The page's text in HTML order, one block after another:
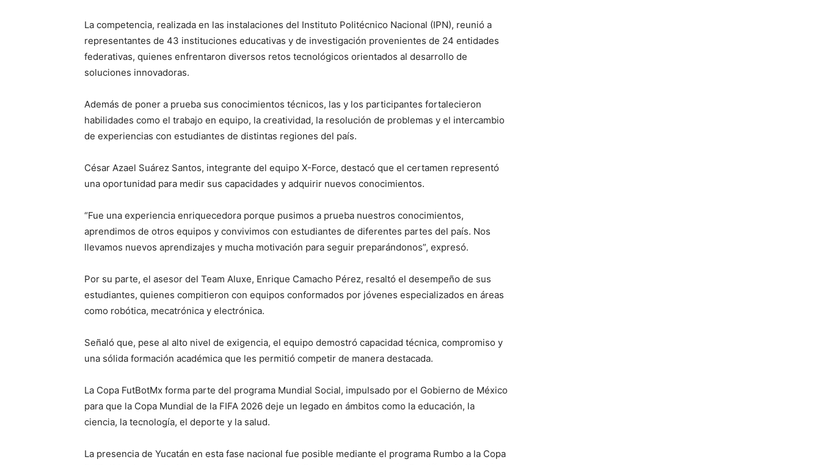
La competencia, realizada en las instalaciones del Instituto Politécnico Nacional (IPN), reunió a
representantes de 43 instituciones educativas y de investigación provenientes de 24 entidades
federativas, quienes enfrentaron diversos retos tecnológicos orientados al desarrollo de
soluciones innovadoras.
Además de poner a prueba sus conocimientos técnicos, las y los participantes fortalecieron
habilidades como el trabajo en equipo, la creatividad, la resolución de problemas y el intercambio
de experiencias con estudiantes de distintas regiones del país.
César Azael Suárez Santos, integrante del equipo X-Force, destacó que el certamen representó
una oportunidad para medir sus capacidades y adquirir nuevos conocimientos.
“Fue una experiencia enriquecedora porque pusimos a prueba nuestros conocimientos,
aprendimos de otros equipos y convivimos con estudiantes de diferentes partes del país. Nos
llevamos nuevos aprendizajes y mucha motivación para seguir preparándonos”, expresó.
Por su parte, el asesor del Team Aluxe, Enrique Camacho Pérez, resaltó el desempeño de sus
estudiantes, quienes compitieron con equipos conformados por jóvenes especializados en áreas
como robótica, mecatrónica y electrónica.
Señaló que, pese al alto nivel de exigencia, el equipo demostró capacidad técnica, compromiso y
una sólida formación académica que les permitió competir de manera destacada.
La Copa FutBotMx forma parte del programa Mundial Social, impulsado por el Gobierno de México
para que la Copa Mundial de la FIFA 2026 deje un legado en ámbitos como la educación, la
ciencia, la tecnología, el deporte y la salud.
La presencia de Yucatán en esta fase nacional fue posible mediante el programa Rumbo a la Copa